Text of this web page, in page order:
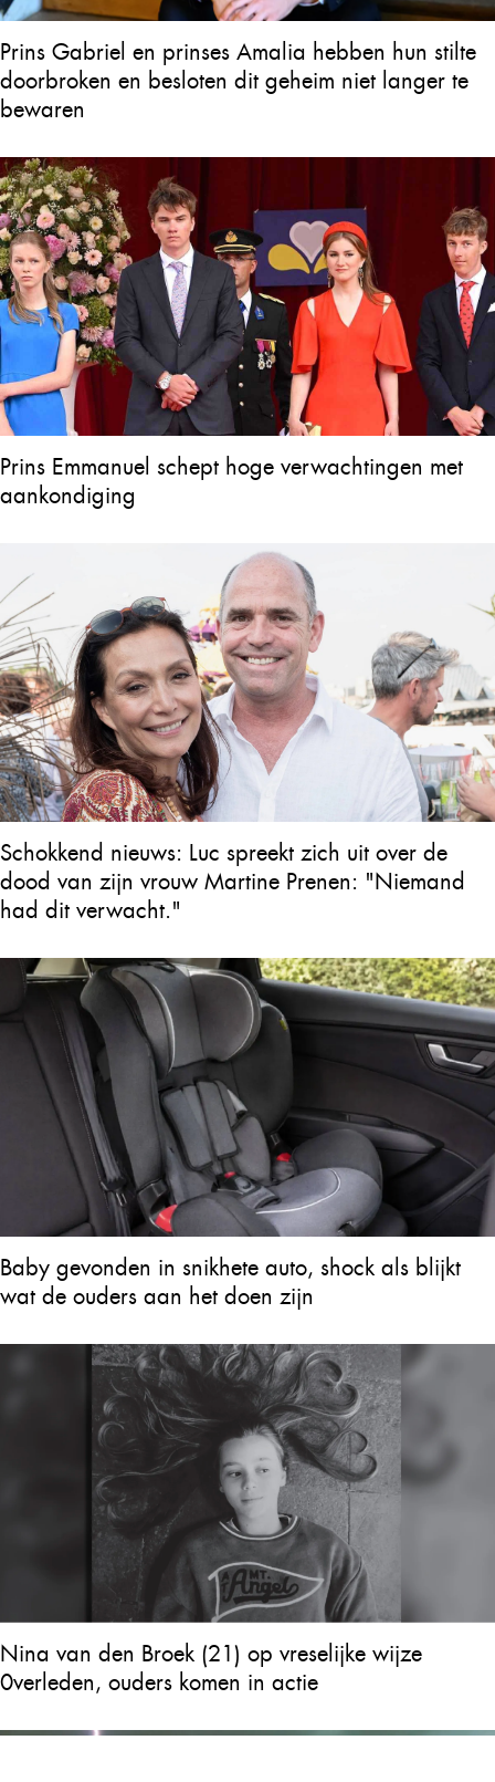
Prins Gabriel en prinses Amalia hebben hun stilte
doorbroken en besloten dit geheim niet langer te
bewaren
Prins Emmanuel schept hoge verwachtingen met
aankondiging
Schokkend nieuws: Luc spreekt zich uit over de
dood van zijn vrouw Martine Prenen: "Niemand
had dit verwacht."
Baby gevonden in snikhete auto, shock als blijkt
wat de ouders aan het doen zijn
Nina van den Broek (21) op vreselijke wijze
0verleden, ouders komen in actie